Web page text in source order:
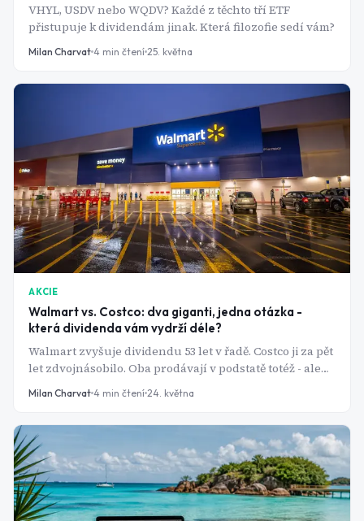
VHYL, USDV nebo WQDV? Každé z těchto tří ETF
přistupuje k dividendám jinak. Která filozofie sedí vám?
Milan Charvat 4 min čtení 25. května
AKCIE
Walmart vs. Costco: dva giganti, jedna otázka -
která dividenda vám vydrží déle?
Walmart zvyšuje dividendu 53 let v řadě. Costco ji za pět
let zdvojnásobilo. Oba prodávají v podstatě totéž - ale
Milan Charvat 4 min čtení 24. května